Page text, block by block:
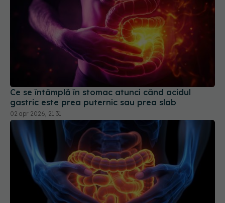
Ce se întâmplă în stomac atunci când acidul
gastric este prea puternic sau prea slab
02 apr 2026, 21:31